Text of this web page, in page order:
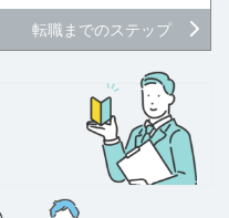
転職までのステップ